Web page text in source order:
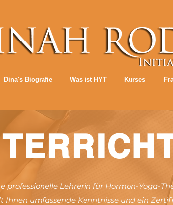
Dina's Biografie Was ist HYT Kurses
professionelle Lehrerin für Hormon-Yoga-
Ihnen umfassende Kenntnisse und ein